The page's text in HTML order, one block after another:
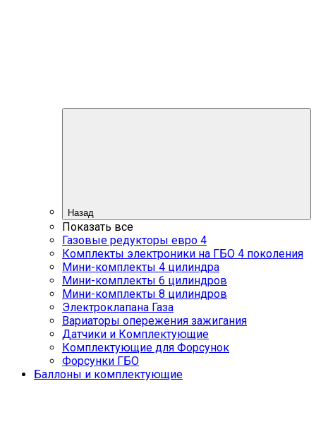
Назад
Показать все
Газовые редукторы евро 4
Комплекты электроники на ГБО 4 поколения
Мини-комплекты 4 цилиндра
Мини-комплекты 6 цилиндров
Мини-комплекты 8 цилиндров
Электроклапана Газа
Вариаторы опережения зажигания
Датчики и Комплектующие
Комплектующие для Форсунок
Форсунки ГБО
Баллоны и комплектующие